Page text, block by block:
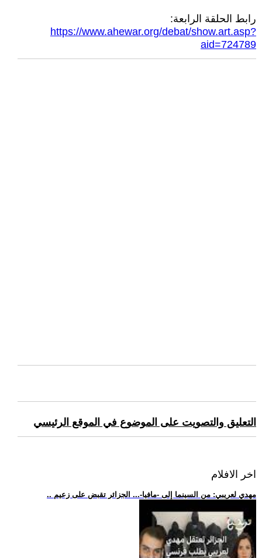
رابط الحلقة الرابعة:
https://www.ahewar.org/debat/show.art.asp?
aid=724789
التعليق والتصويت على الموضوع في الموقع الرئيسي
اخر الافلام
.. مهدي لعريبي: من السينما إلى -مافيا-... الجزائر تقبض على زعيم